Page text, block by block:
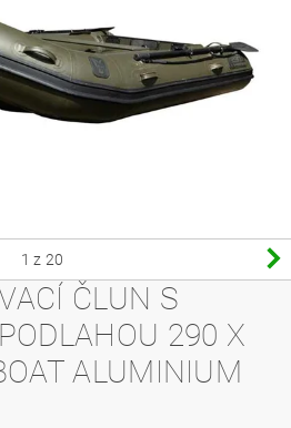
1 z 20
ČLUN S
290 X
ALUMINIUM